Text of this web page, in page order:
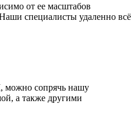
от ее масштабов
специалисты удаленно всё
можно сопрячь нашу
а также другими